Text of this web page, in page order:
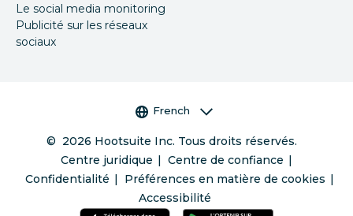
Le social media monitoring
Publicité sur les réseaux
sociaux
Sélecteur de langue
French
© 2026 Hootsuite Inc. Tous droits réservés.
Centre juridique
Centre de confiance
Confidentialité
Préférences en matière de cookies
Accessibilité